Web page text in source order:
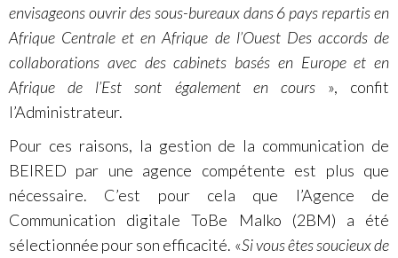
envisageons ouvrir des sous-bureaux dans 6 pays repartis en
Afrique Centrale et en Afrique de l’Ouest Des accords de
collaborations avec des cabinets basés en Europe et en
Afrique de l’Est sont également en cours», confit
l’Administrateur.
Pour ces raisons, la gestion de la communication de
BEIRED par une agence compétente est plus que
nécessaire. C’est pour cela que l’Agence de
Communication digitale ToBe Malko (2BM) a été
sélectionnée pour son efficacité. «Si vous êtes soucieux de